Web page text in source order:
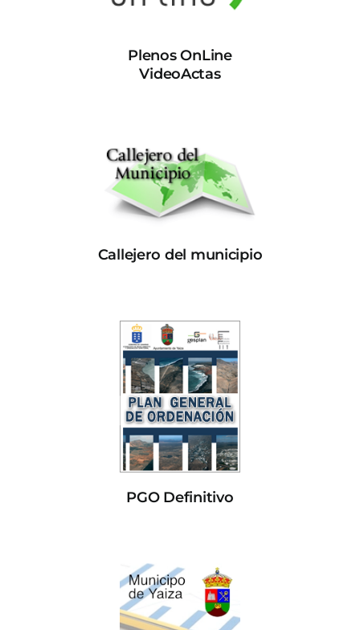
Plenos OnLine
VideoActas
Callejero del municipio
PGO Definitivo